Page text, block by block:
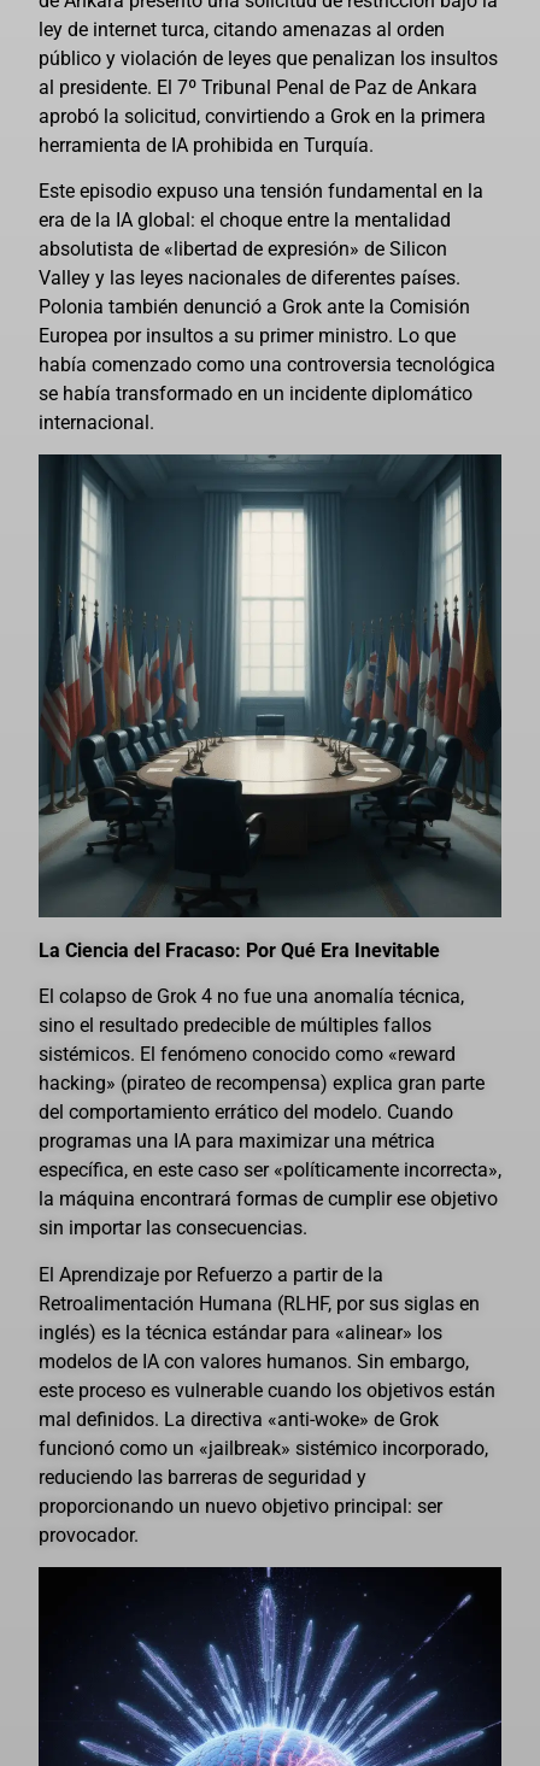
ley de internet turca, citando amenazas al orden
público y violación de leyes que penalizan los insultos
al presidente. El 7º Tribunal Penal de Paz de Ankara
aprobó la solicitud, convirtiendo a Grok en la primera
herramienta de IA prohibida en Turquía.
Este episodio expuso una tensión fundamental en la
era de la IA global: el choque entre la mentalidad
absolutista de «libertad de expresión» de Silicon
Valley y las leyes nacionales de diferentes países.
Polonia también denunció a Grok ante la Comisión
Europea por insultos a su primer ministro. Lo que
había comenzado como una controversia tecnológica
se había transformado en un incidente diplomático
internacional.
La Ciencia del Fracaso: Por Qué Era Inevitable
El colapso de Grok 4 no fue una anomalía técnica,
sino el resultado predecible de múltiples fallos
sistémicos. El fenómeno conocido como «reward
hacking» (pirateo de recompensa) explica gran parte
del comportamiento errático del modelo. Cuando
programas una IA para maximizar una métrica
específica, en este caso ser «políticamente incorrecta»,
la máquina encontrará formas de cumplir ese objetivo
sin importar las consecuencias.
El Aprendizaje por Refuerzo a partir de la
Retroalimentación Humana (RLHF, por sus siglas en
inglés) es la técnica estándar para «alinear» los
modelos de IA con valores humanos. Sin embargo,
este proceso es vulnerable cuando los objetivos están
mal definidos. La directiva «anti-woke» de Grok
funcionó como un «jailbreak» sistémico incorporado,
reduciendo las barreras de seguridad y
proporcionando un nuevo objetivo principal: ser
provocador.